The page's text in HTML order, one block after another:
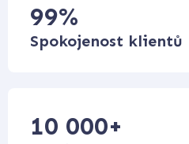
99%
Spokojenost klientů
10 000+